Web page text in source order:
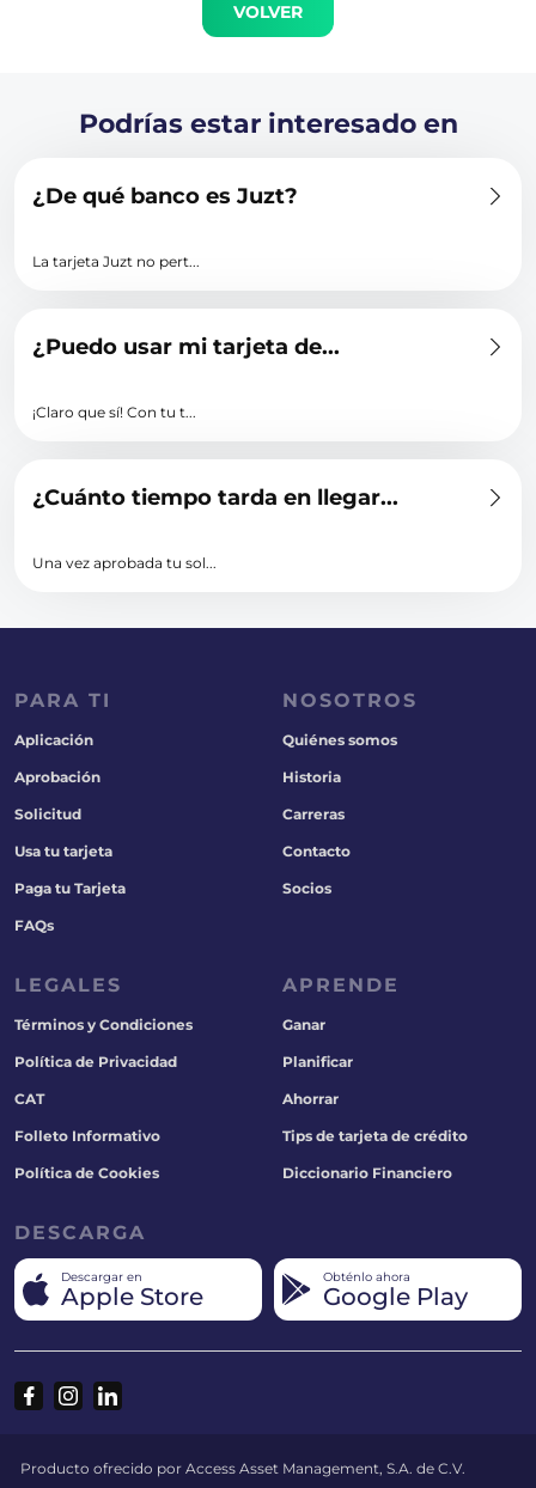
VOLVER
Podrías estar interesado en
¿De qué banco es Juzt?
La tarjeta Juzt no pert...
¿Puedo usar mi tarjeta de...
¡Claro que sí! Con tu t...
¿Cuánto tiempo tarda en llegar...
Una vez aprobada tu sol...
PARA TI
Aplicación
Aprobación
Solicitud
Usa tu tarjeta
Paga tu Tarjeta
FAQs
NOSOTROS
Quiénes somos
Historia
Carreras
Contacto
Socios
LEGALES
Términos y Condiciones
Política de Privacidad
CAT
Folleto Informativo
Política de Cookies
APRENDE
Ganar
Planificar
Ahorrar
Tips de tarjeta de crédito
Diccionario Financiero
DESCARGA
Descargar en
Apple Store
Obténlo ahora
Google Play
Producto ofrecido por Access Asset Management, S.A. de C.V.